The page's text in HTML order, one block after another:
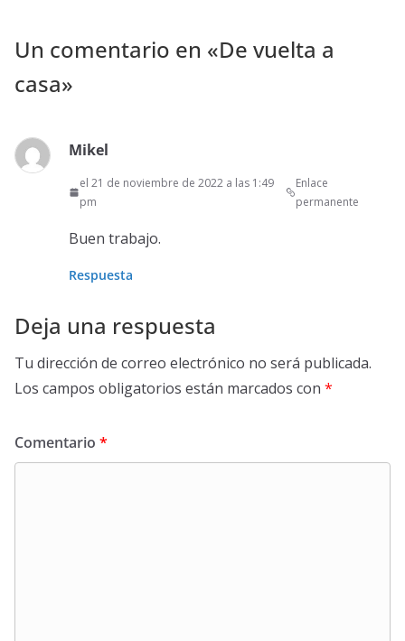
Un comentario en «De vuelta a
casa»
Mikel
el 21 de noviembre de 2022 a las 1:49
pm
Enlace
permanente
Buen trabajo.
Respuesta
Deja una respuesta
Tu dirección de correo electrónico no será publicada.
Los campos obligatorios están marcados con *
Comentario *